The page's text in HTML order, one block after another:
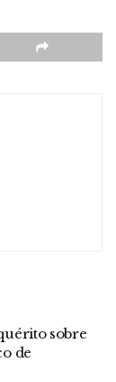
sobre
de